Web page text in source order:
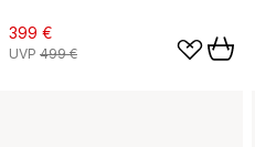
399 €
UVP 499 €